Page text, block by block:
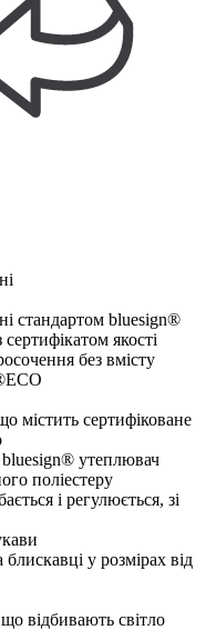
стандартом bluesign®
якості
без вмісту
містить сертифіковане
bluesign® утеплювач
поліестеру
і регулюється, зі
у розмірах від
відбивають світло